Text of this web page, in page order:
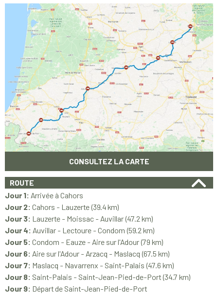
CONSULTEZ LA CARTE
ROUTE
Jour 1: Arrivée à Cahors
Jour 2: Cahors - Lauzerte (39.4 km)
Jour 3: Lauzerte - Moissac - Auvillar (47.2 km)
Jour 4: Auvillar - Lectoure - Condom (59.2 km)
Jour 5: Condom - Eauze - Aire sur l'Adour (79 km)
Jour 6: Aire sur l'Adour - Arzacq - Maslacq (67.5 km)
Jour 7: Maslacq - Navarrenx - Saint-Palais (47.6 km)
Jour 8: Saint-Palais - Saint-Jean-Pied-de-Port (34.7 km)
Jour 9: Départ de Saint-Jean-Pied-de-Port